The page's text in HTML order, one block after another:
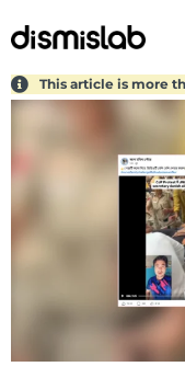
This article is more